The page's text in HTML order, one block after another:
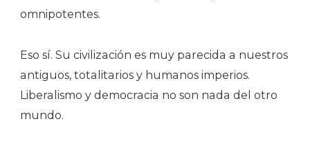
omnipotentes.
Eso sí. Su civilización es muy parecida a nuestros
antiguos, totalitarios y humanos imperios.
Liberalismo y democracia no son nada del otro
mundo.